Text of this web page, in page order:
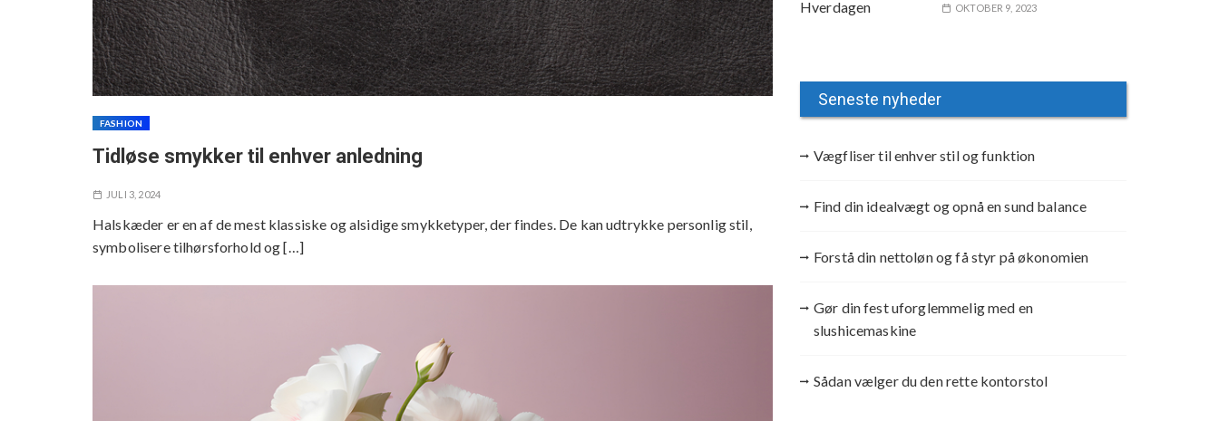
FASHION
Tidløse smykker til enhver anledning
JULI 3, 2024
Halskæder er en af de mest klassiske og alsidige smykketyper, der findes. De kan udtrykke personlig stil,
symbolisere tilhørsforhold og […]
OKTOBER 9, 2023
Seneste nyheder
Vægfliser til enhver stil og funktion
Find din idealvægt og opnå en sund balance
Forstå din nettoløn og få styr på økonomien
Gør din fest uforglemmelig med en
slushicemaskine
Sådan vælger du den rette kontorstol